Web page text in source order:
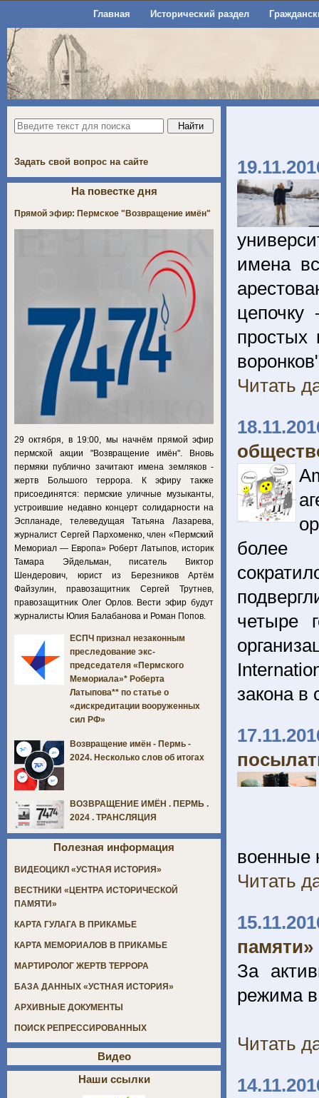
Главная Исторический раздел
имена
цепочку
простых
Читать
более
четыре
закона в
военные
Читать
памяти»
За
режима
Читать
Задать свой вопрос на сайте
На повестке дня
Прямой эфир: Пермское "Возвращение имён"
29 октября, в 19:00, мы начнём прямой эфир
пермской акции "Возвращение имён". Вновь
пермяки публично зачитают имена земляков -
жертв Большого террора. К эфиру также
присоединятся: пермские уличные музыканты,
устроившие недавно концерт солидарности на
Эспланаде, телеведущая Татьяна Лазарева,
журналист Сергей Пархоменко, член «Пермский
Мемориал — Европа» Роберт Латыпов, историк
Тамара Эйдельман, писатель Виктор
Шендерович, юрист из Березников Артём
Файзулин, правозащитник Сергей Трутнев,
правозащитник Олег Орлов. Вести эфир будут
журналисты Юлия Балабанова и Роман Попов.
ЕСПЧ признал незаконным
преследование экс-
председателя «Пермского
Мемориала»* Роберта
Латыпова** по статье о
«дискредитации вооруженных
сил РФ»
Возвращение имён - Пермь -
2024. Несколько слов об итогах
ВОЗВРАЩЕНИЕ ИМЁН . ПЕРМЬ .
2024 . ТРАНСЛЯЦИЯ
Полезная информация
ВИДЕОЦИКЛ «УСТНАЯ ИСТОРИЯ»
ВЕСТНИКИ «ЦЕНТРА ИСТОРИЧЕСКОЙ
ПАМЯТИ»
КАРТА ГУЛАГА В ПРИКАМЬЕ
КАРТА МЕМОРИАЛОВ В ПРИКАМЬЕ
МАРТИРОЛОГ ЖЕРТВ ТЕРРОРА
БАЗА ДАННЫХ «УСТНАЯ ИСТОРИЯ»
АРХИВНЫЕ ДОКУМЕНТЫ
ПОИСК РЕПРЕССИРОВАННЫХ
Видео
Наши ссылки